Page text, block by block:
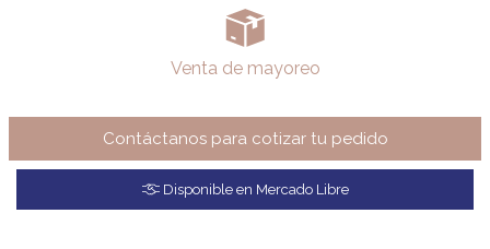
Venta de mayoreo
Contáctanos para cotizar tu pedido
Disponible en Mercado Libre